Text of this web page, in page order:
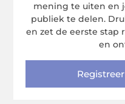
mening te uiten en
publiek te delen.
en zet de eerste stap
en